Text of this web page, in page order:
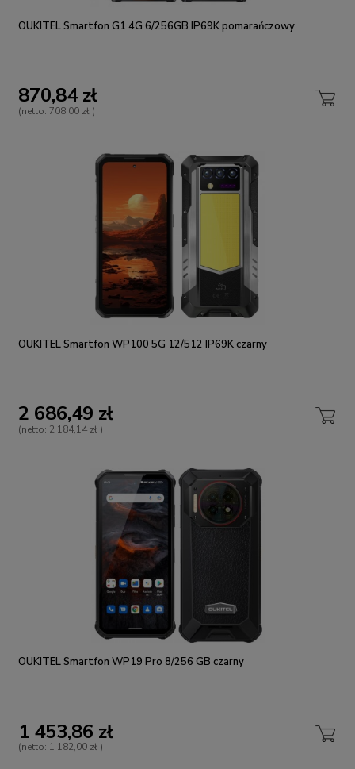
OUKITEL Smartfon G1 4G 6/256GB IP69K pomarańczowy
870,84 zł
(netto: 708,00 zł )
OUKITEL Smartfon WP100 5G 12/512 IP69K czarny
2 686,49 zł
(netto: 2 184,14 zł )
OUKITEL Smartfon WP19 Pro 8/256 GB czarny
1 453,86 zł
(netto: 1 182,00 zł )